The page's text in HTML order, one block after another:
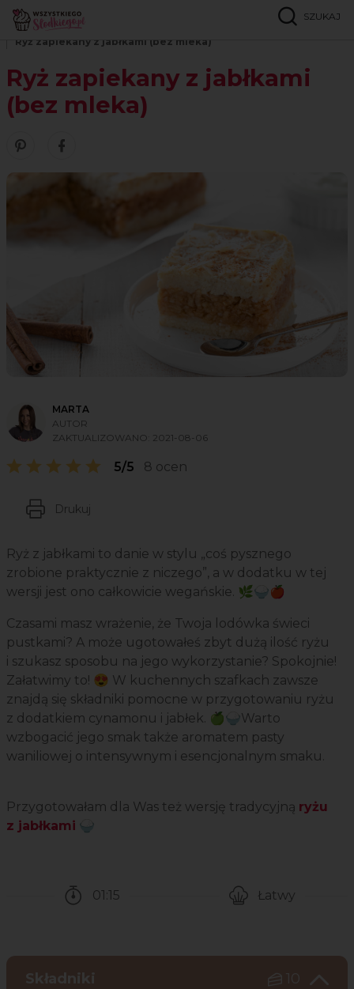
SZUKAJ
Strona główna
Ryż zapiekany z jabłkami (bez mleka)
Ryż zapiekany z jabłkami
(bez mleka)
Zobacz nasze piny w serwisie Pinterest
Udostępnij ten przepis w serwisie Facebook
MARTA
AUTOR
ZAKTUALIZOWANO: 2021-08-06
5/5 8 ocen
Drukuj
Ryż z jabłkami to danie w stylu „coś pysznego
zrobione praktycznie z niczego”, a w dodatku w tej
wersji jest ono całkowicie wegańskie. 🌿🍚🍎
Czasami masz wrażenie, że Twoja lodówka świeci
pustkami? A może ugotowałeś zbyt dużą ilość ryżu
i szukasz sposobu na jego wykorzystanie? Spokojnie!
Załatwimy to! 😍 W kuchennych szafkach zawsze
znajdą się składniki pomocne w przygotowaniu ryżu
z dodatkiem cynamonu i jabłek. 🍏🍚Warto
wzbogacić jego smak także aromatem pasty
waniliowej o intensywnym i esencjonalnym smaku.
Przygotowałam dla Was też wersję tradycyjną ryżu
z jabłkami 🍚
01:15
Łatwy
Składniki 10